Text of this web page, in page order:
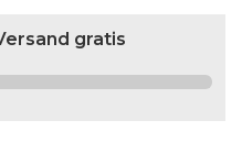
gratis